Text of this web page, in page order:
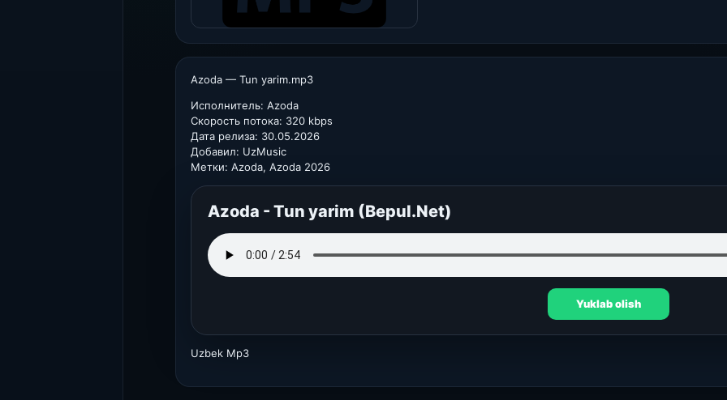
Azoda — Tun yarim.mp3
Исполнитель: Azoda
Скорость потока: 320 kbps
Дата релиза: 30.05.2026
Добавил: UzMusic
Метки: Azoda, Azoda 2026
Azoda - Tun yarim (Bepul.Net)
Yuklab olish
Uzbek Mp3